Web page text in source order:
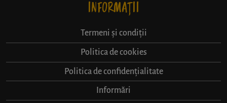
INFORMAȚII
Termeni și condiții
Politica de cookies
Politica de confidențialitate
Informări